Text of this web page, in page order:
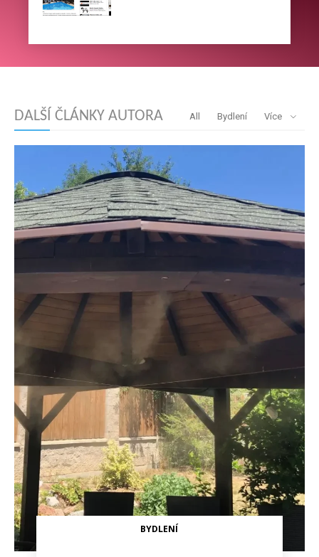
DALŠÍ ČLÁNKY AUTORA All Bydlení Více
BYDLENÍ